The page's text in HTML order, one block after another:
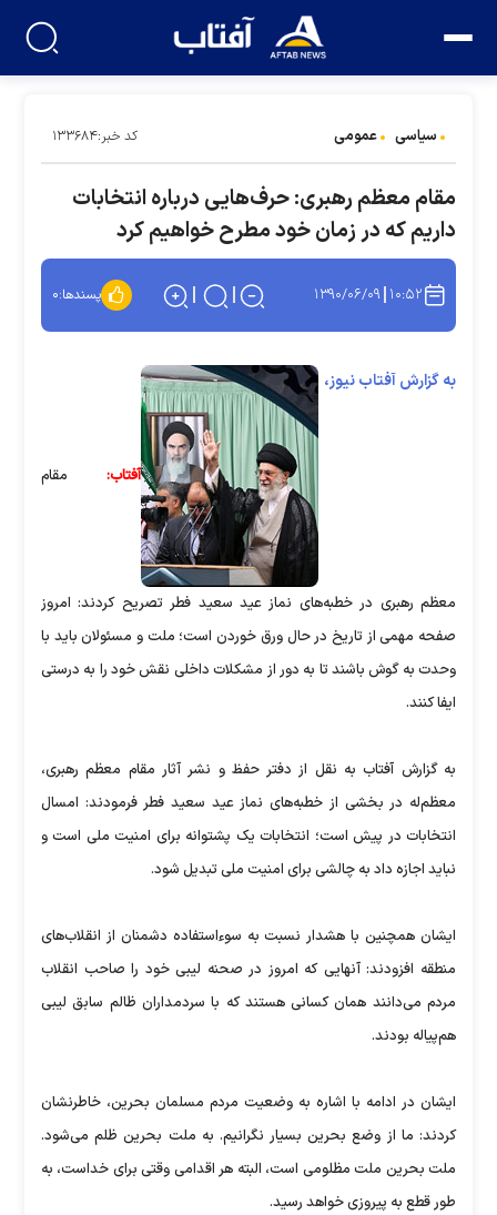
سیاسی عمومی کد خبر:۱۳۳۶۸۴
مقام معظم رهبری: حرف‌هایی درباره انتخابات
داریم که در زمان خود مطرح خواهیم کرد
۱۰:۵۲ ۱۳۹۰/۰۶/۰۹ پسندها:۰
به گزارش آفتاب نیوز،
آفتاب: مقام
معظم رهبری در خطبه‌های نماز عید سعید فطر تصریح کردند: امروز
صفحه مهمی از تاریخ در حال ورق خوردن است؛ ملت و مسئولان باید با
وحدت به گوش باشند تا به دور از مشکلات داخلی نقش خود را به درستی
ایفا کنند.
به گزارش آفتاب به نقل از دفتر حفظ و نشر آثار مقام معظم رهبری،
معظم‌له در بخشی از خطبه‌های نماز عید سعید فطر فرمودند: امسال
انتخابات در پیش است؛ انتخابات یک پشتوانه برای امنیت ملی است و
نباید اجازه داد به چالشی برای امنیت ملی تبدیل شود.
ایشان همچنین با هشدار نسبت به سوء‌استفاده دشمنان از انقلاب‌های
منطقه افزودند: آنهایی که امروز در صحنه لیبی خود را صاحب انقلاب
مردم می‌دانند همان کسانی هستند که با سردمداران ظالم سابق لیبی
هم‌پیاله بودند.
ایشان در ادامه با اشاره به وضعیت مردم مسلمان بحرین، خاطرنشان
کردند: ما از وضع بحرین بسیار نگرانیم. به ملت بحرین ظلم می‌شود.
ملت بحرین ملت مظلومی است، البته هر اقدامی وقتی برای خداست، به
طور قطع به پیروزی خواهد رسید.